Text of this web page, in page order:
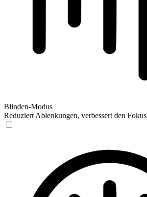
Blinden-Modus
Reduziert Ablenkungen, verbessert den Fokus